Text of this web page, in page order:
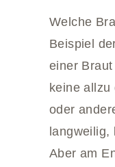
Welche
Beispiel
einer
keine allzu
oder
langweilig,
Aber am